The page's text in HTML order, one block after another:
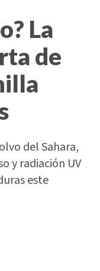
La
de
del Sahara,
y radiación UV
este